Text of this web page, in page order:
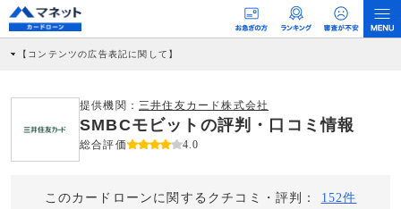
【コンテンツの広告表記に関して】
社に対して企業から紹介報酬が支払われるという収益モデルです。 ただし、特定の
商品を根拠なくPRするものではなく、当編集部の調査／ユーザーへの口コミ収集な
どに基づき、公平性を担保した情報提供を行っています。
提供機関： 三井住友カード株式会社
SMBCモビットの評判・口コミ情報
総合評価 4.0
このカードローンに関するクチコミ・評判： 152件